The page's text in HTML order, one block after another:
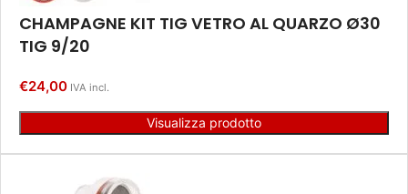
CHAMPAGNE KIT TIG VETRO AL QUARZO Ø30
TIG 9/20
€24,00 IVA incl.
Visualizza prodotto